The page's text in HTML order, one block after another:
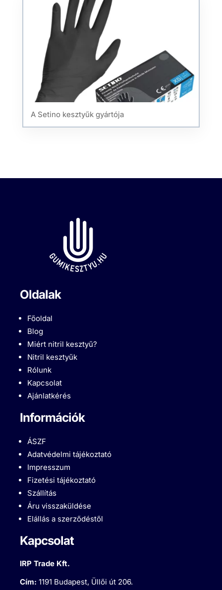
A Setino kesztyűk gyártója
Oldalak
Főoldal
Blog
Miért nitril kesztyű?
Nitril kesztyűk
Rólunk
Kapcsolat
Ajánlatkérés
Információk
ÁSZF
Adatvédelmi tájékoztató
Impresszum
Fizetési tájékoztató
Szállítás
Áru visszaküldése
Elállás a szerződéstől
Kapcsolat
IRP Trade Kft.
Cím:1191 Budapest, Üllői út 206.